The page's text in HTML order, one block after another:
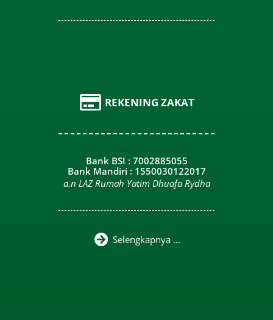
REKENING ZAKAT
Bank BSI : 7002885055
Bank Mandiri : 1550030122017
a.n LAZ Rumah Yatim Dhuafa Rydha
Selengkapnya ...